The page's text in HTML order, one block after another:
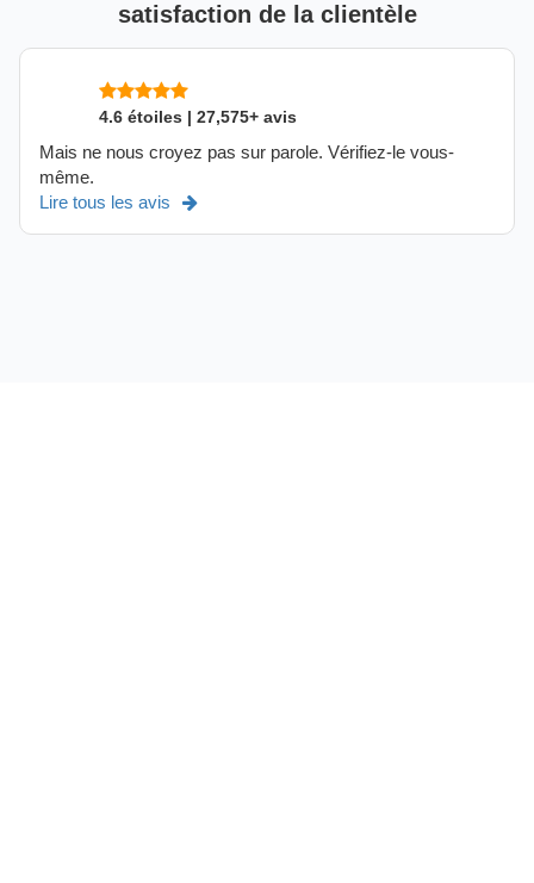
satisfaction de la clientèle
4.6 étoiles | 27,575+ avis
Mais ne nous croyez pas sur parole. Vérifiez-le vous-
même.
Lire tous les avis